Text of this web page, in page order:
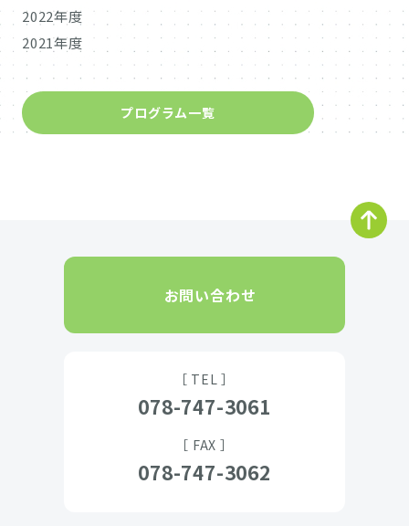
2022年度
2021年度
プログラム一覧
お問い合わせ
［ TEL ］
078-747-3061
［ FAX ］
078-747-3062